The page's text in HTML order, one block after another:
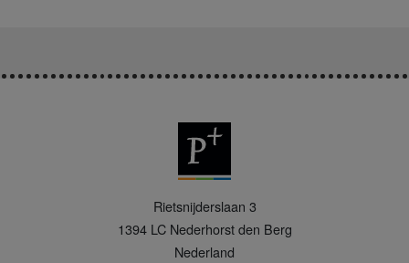
Rietsnijderslaan 3
1394 LC Nederhorst den Berg
Nederland